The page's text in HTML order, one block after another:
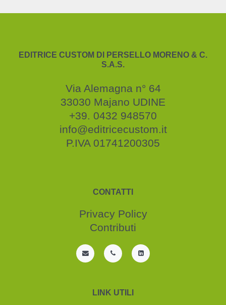
EDITRICE CUSTOM DI PERSELLO MORENO & C.
S.A.S.
Via Alemagna n° 64
33030 Majano UDINE
+39. 0432 948570
info@editricecustom.it
P.IVA 01741200305
CONTATTI
Privacy Policy
Contributi
LINK UTILI